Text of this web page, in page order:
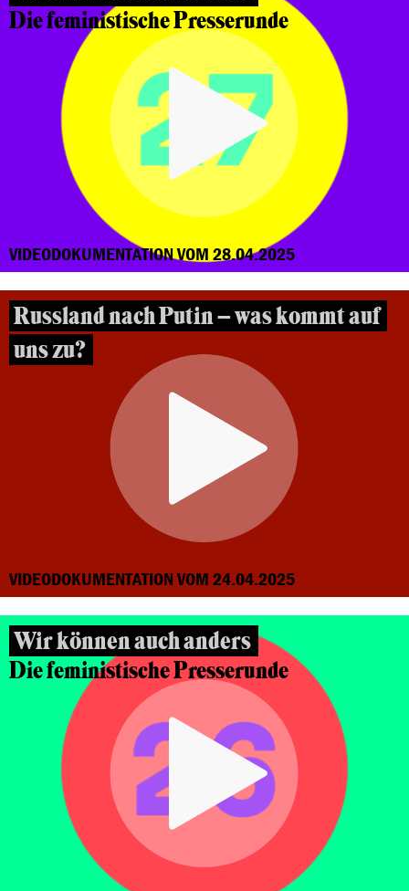
Die feministische Presserunde
VIDEODOKUMENTATION VOM 28.04.2025
Russland nach Putin – was kommt auf
uns zu?
VIDEODOKUMENTATION VOM 24.04.2025
Wir können auch anders
Die feministische Presserunde